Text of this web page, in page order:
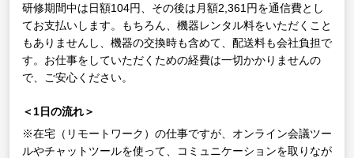
研修期間中は日額104円、その後は月額2,361円を通信費とし
てお支払いします。もちろん、機器レンタル料をいただくこと
もありませんし、機器の交換時も含めて、配送料も会社負担で
す。お仕事をしていただくための経費は一切かかりませんの
で、ご安心ください。
＜1日の流れ＞
※在宅（リモートワーク）の仕事ですが、オンライン会議ツー
ルやチャットツールを使って、コミュニケーションを取りなが